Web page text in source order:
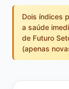
Dois índices
a saúde
de Futuro
(apenas